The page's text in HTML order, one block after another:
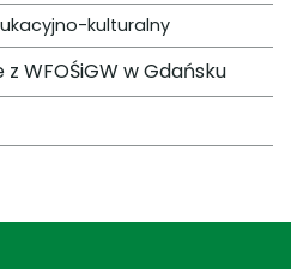
kulturalny
WFOŚiGW w Gdańsku